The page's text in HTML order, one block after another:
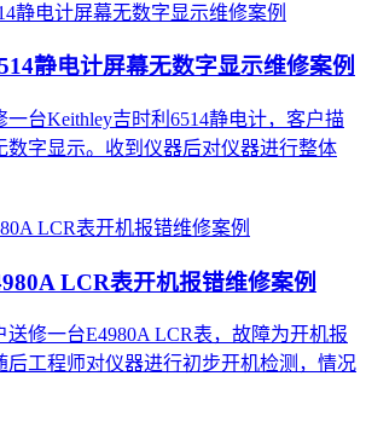
静电计屏幕无数字显示维修案例
台Keithley吉时利6514静电计，客户描
数字显示。收到仪器后对仪器进行整体
LCR表开机报错维修案例
修一台E4980A LCR表，故障为开机报
后工程师对仪器进行初步开机检测，情况